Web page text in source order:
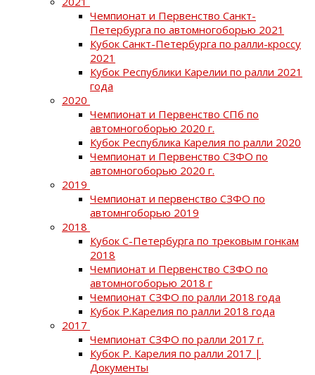
Чемпионат и Первенство Санкт-
Петербурга по автомногоборью 2021
Кубок Санкт-Петербурга по ралли-кроссу
2021
Кубок Республики Карелии по ралли 2021
года
2020
Чемпионат и Первенство СПб по
автомногоборью 2020 г.
Кубок Республика Карелия по ралли 2020
Чемпионат и Первенство СЗФО по
автомногоборью 2020 г.
2019
Чемпионат и первенство СЗФО по
автомнгоборью 2019
2018
Кубок С-Петербурга по трековым гонкам
2018
Чемпионат и Первенство СЗФО по
автомногоборью 2018 г
Чемпионат СЗФО по ралли 2018 года
Кубок Р.Карелия по ралли 2018 года
2017
Чемпионат СЗФО по ралли 2017 г.
Кубок Р. Карелия по ралли 2017 |
Документы